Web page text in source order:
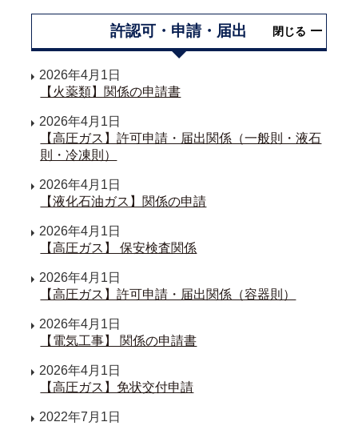
許認可・申請・届出 閉じる
2026年4月1日
【火薬類】関係の申請書
2026年4月1日
【高圧ガス】許可申請・届出関係（一般則・液石
則・冷凍則）
2026年4月1日
【液化石油ガス】関係の申請
2026年4月1日
【高圧ガス】 保安検査関係
2026年4月1日
【高圧ガス】許可申請・届出関係（容器則）
2026年4月1日
【電気工事】 関係の申請書
2026年4月1日
【高圧ガス】免状交付申請
2022年7月1日